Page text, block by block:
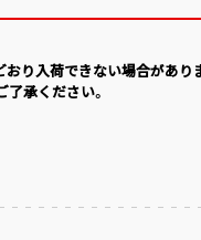
おり入荷できない場合があ
承ください。